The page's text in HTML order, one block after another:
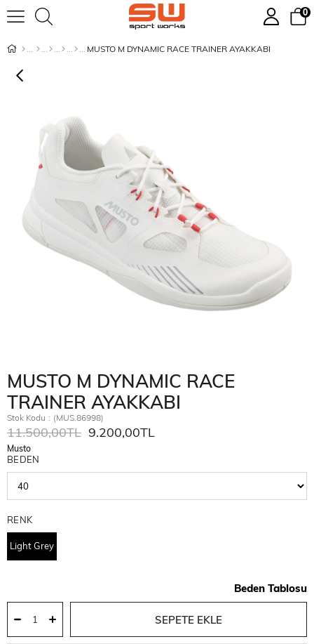
0
MUSTO M DYNAMIC RACE TRAINER AYAKKABI
MUSTO M DYNAMIC RACE
TRAINER AYAKKABI
Stok Kodu (MUS.86998)
11.500,00TL 9.200,00TL
Musto
BEDEN
RENK
Light Grey
Beden Tablosu